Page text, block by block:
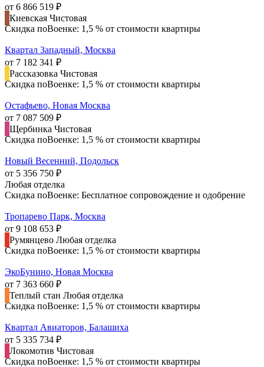
от 6 866 519 ₽
Киевская Чистовая
Скидка поВоенке: 1,5 % от стоимости квартиры
Квартал Западный, Москва
от 7 182 341 ₽
Рассказовка Чистовая
Скидка поВоенке: 1,5 % от стоимости квартиры
Остафьево, Новая Москва
от 7 087 509 ₽
Щербинка Чистовая
Скидка поВоенке: 1,5 % от стоимости квартиры
Новый Весенний, Подольск
от 5 356 750 ₽
Любая отделка
Скидка поВоенке: Бесплатное сопровождение и одобрение
Тропарево Парк, Москва
от 9 108 653 ₽
Румянцево Любая отделка
Скидка поВоенке: 1,5 % от стоимости квартиры
ЭкоБунино, Новая Москва
от 7 363 660 ₽
Теплый стан Любая отделка
Скидка поВоенке: 1,5 % от стоимости квартиры
Квартал Авиаторов, Балашиха
от 5 335 734 ₽
Локомотив Чистовая
Скидка поВоенке: 1,5 % от стоимости квартиры